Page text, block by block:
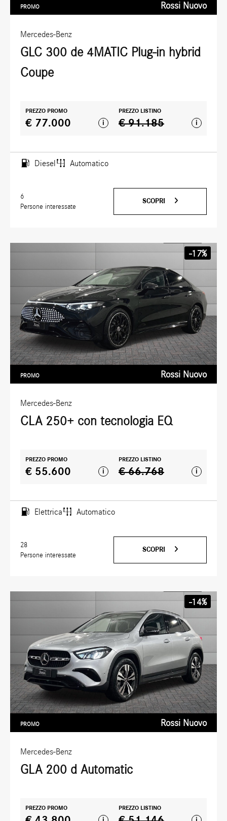
Mercedes-Benz
GLC 300 de 4MATIC Plug-in hybrid
Coupe
PROMO Rossi Nuovo
PREZZO PROMO
€ 77.000 i
PREZZO LISTINO
€ 91.185 i
Diesel Automatico
6
Persone interessate
SCOPRI
Mercedes-Benz
CLA 250+ con tecnologia EQ
PROMO Rossi Nuovo
-17%
PREZZO PROMO
€ 55.600 i
PREZZO LISTINO
€ 66.768 i
Elettrica Automatico
28
Persone interessate
SCOPRI
Mercedes-Benz
GLA 200 d Automatic
PROMO Rossi Nuovo
-14%
PREZZO PROMO PREZZO LISTINO